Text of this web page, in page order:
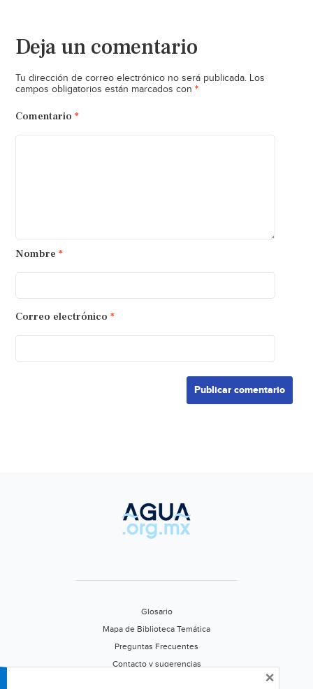
Deja un comentario
Tu dirección de correo electrónico no será publicada. Los
campos obligatorios están marcados con *
Comentario *
Nombre *
Correo electrónico *
Glosario
Mapa de Biblioteca Temática
Preguntas Frecuentes
Contacto y sugerencias
×